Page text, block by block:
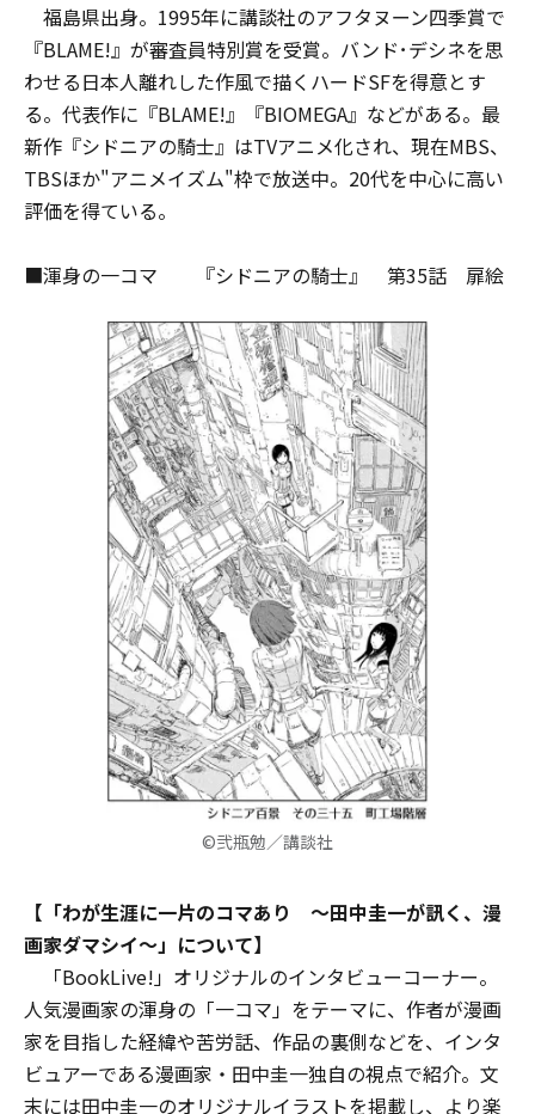
福島県出身。1995年に講談社のアフタヌーン四季賞で
『BLAME!』が審査員特別賞を受賞。バンド･デシネを思
わせる日本人離れした作風で描くハードSFを得意とす
る。代表作に『BLAME!』『BIOMEGA』などがある。最
新作『シドニアの騎士』はTVアニメ化され、現在MBS、
TBSほか"アニメイズム"枠で放送中。20代を中心に高い
評価を得ている。
■渾身の一コマ 『シドニアの騎士』 第35話 扉絵
©弐瓶勉／講談社
【「わが生涯に一片のコマあり ～田中圭一が訊く、漫
画家ダマシイ～」について】
「BookLive!」オリジナルのインタビューコーナー。
人気漫画家の渾身の「一コマ」をテーマに、作者が漫画
家を目指した経緯や苦労話、作品の裏側などを、インタ
ビュアーである漫画家・田中圭一独自の視点で紹介。文
末には田中圭一のオリジナルイラストを掲載し、より楽